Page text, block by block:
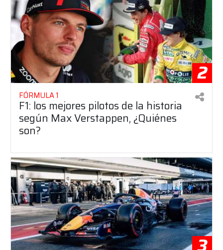
2
FÓRMULA 1
F1: los mejores pilotos de la historia
según Max Verstappen, ¿Quiénes
son?